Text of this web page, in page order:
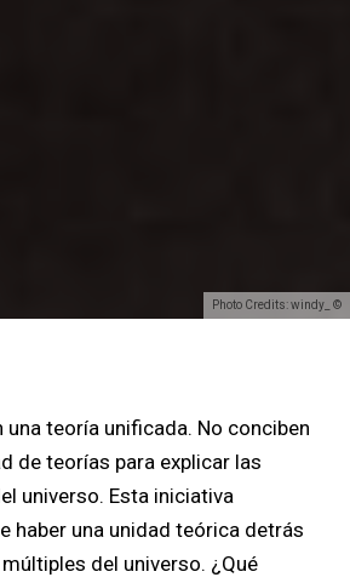
Photo Credits: windy_ ©
de teorías para explicar las
universo. Esta iniciativa
haber una unidad teórica detrás
del universo. ¿Qué